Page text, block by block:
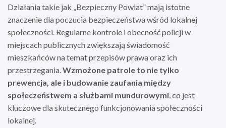
Działania takie jak „Bezpieczny Powiat” mają istotne
znaczenie dla poczucia bezpieczeństwa wśród lokalnej
społeczności. Regularne kontrole i obecność policji w
miejscach publicznych zwiększają świadomość
mieszkańców na temat przepisów prawa oraz ich
przestrzegania. Wzmożone patrole to nie tylko
prewencja, ale i budowanie zaufania między
społeczeństwem a służbami mundurowymi , co jest
kluczowe dla skutecznego funkcjonowania społeczności
lokalnej.